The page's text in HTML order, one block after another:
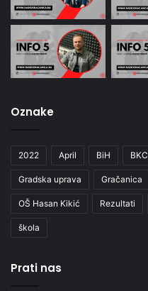
Oznake
2022 April BiH BKC
Gradska uprava Gračanica
OŠ Hasan Kikić Rezultati
škola
Prati nas